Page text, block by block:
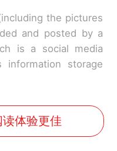
the pictures
and posted by a
is a social media
information storage
体验更佳